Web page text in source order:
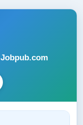
Jobpub.com